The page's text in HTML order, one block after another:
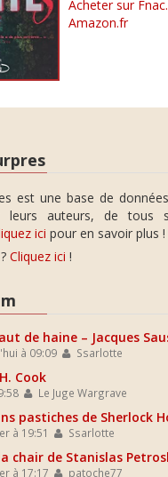
Acheter sur
Amazon.fr
est une base de
leurs auteurs, de tous
ici pour en savoir plus !
Cliquez ici !
de haine – Jacques
à 09:09 Ssarlotte
Cook
Le Juge Wargrave
pastiches de Sherlock
à 19:51 Ssarlotte
chair de Stanislas
à 17:17 patoche77